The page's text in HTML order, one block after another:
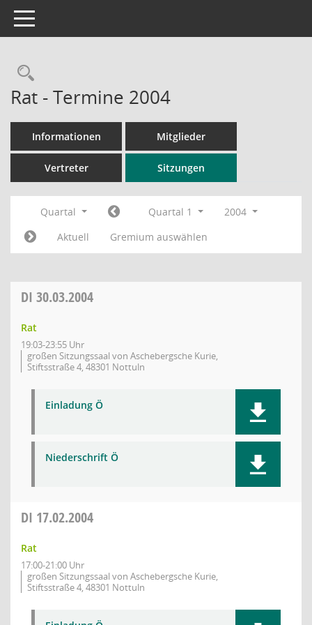
Toggle navigation
Rechercheauswahl
Rat - Termine 2004
Informationen Mitglieder
Vertreter Sitzungen
Quartal Quartal 1
2004
Aktuell
Gremium auswählen
DI 30.03.2004
Rat
19:03-23:55 Uhr
großen Sitzungssaal von Aschebergsche Kurie,
Stiftsstraße 4, 48301 Nottuln
Einladung Ö
Niederschrift Ö
DI 17.02.2004
Rat
17:00-21:00 Uhr
großen Sitzungssaal von Aschebergsche Kurie,
Stiftsstraße 4, 48301 Nottuln